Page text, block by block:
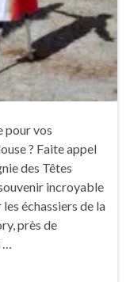
pour vos
? Faite appel
des Têtes
incroyable
échassiers de la
près de
…